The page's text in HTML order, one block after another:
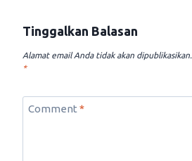
Tinggalkan Balasan
Alamat email Anda tidak akan dipublikasikan.
*
Comment *